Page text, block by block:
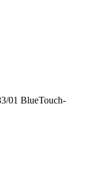
01 BlueTouch-